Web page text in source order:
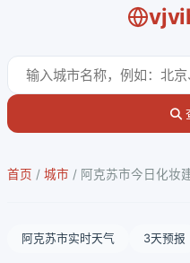
首页 / 城市 / 阿克苏市今日化妆
阿克苏市实时天气 3天预报